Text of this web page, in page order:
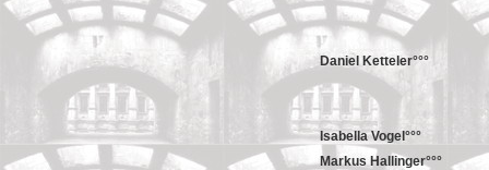
Daniel Ketteler°°°
Isabella Vogel°°°
Markus Hallinger°°°